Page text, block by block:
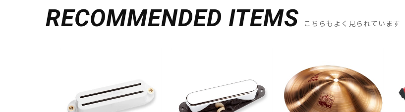
RECOMMENDED ITEMS こちらもよく見られています